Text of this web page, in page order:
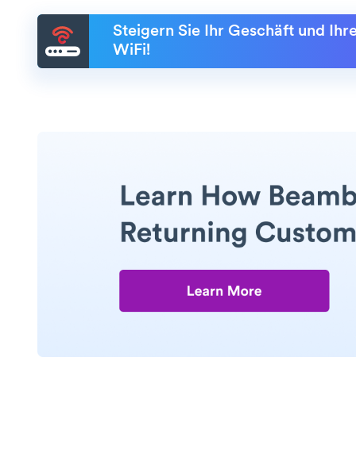
Steigern Sie Ihr Geschäft und
WiFi!